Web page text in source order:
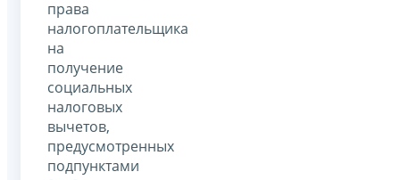
права
налогоплательщика
на
получение
социальных
налоговых
вычетов,
предусмотренных
подпунктами